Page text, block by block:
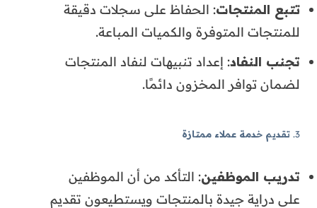
تتبع المنتجات: الحفاظ على سجلات دقيقة
للمنتجات المتوفرة والكميات المباعة.
تجنب النفاد: إعداد تنبيهات لنفاد المنتجات
لضمان توافر المخزون دائمًا.
3. تقديم خدمة عملاء ممتازة
تدريب الموظفين: التأكد من أن الموظفين
على دراية جيدة بالمنتجات ويستطيعون تقديم